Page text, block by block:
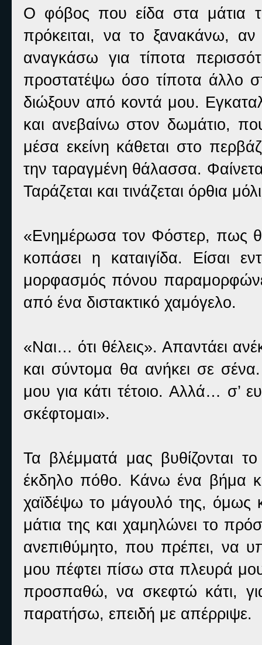
Ο φόβος που είδα στα μάτια
πρόκειται, να το ξανακάνω,
αναγκάσω για τίποτα
προστατέψω όσο τίποτα άλλο
διώξουν από κοντά μου.
και ανεβαίνω στον δωμάτιο,
μέσα εκείνη κάθεται στο
την ταραγμένη θάλασσα.
Ταράζεται και τινάζεται όρθια
«Ενημέρωσα τον Φόστερ, πως
κοπάσει η καταιγίδα. Είσαι
μορφασμός πόνου
από ένα διστακτικό χαμόγελο.
«Ναι… ότι θέλεις». Απαντάει
και σύντομα θα ανήκει σε
μου για κάτι τέτοιο. Αλλά… σ’
σκέφτομαι».
Τα βλέμματά μας βυθίζονται
έκδηλο πόθο. Κάνω ένα βήμα
χαϊδέψω το μάγουλό της, όμως
μάτια της και χαμηλώνει το
ανεπιθύμητο, που πρέπει, να
μου πέφτει πίσω στα πλευρά
προσπαθώ, να σκεφτώ κάτι,
παρατήσω, επειδή με απέρριψε.